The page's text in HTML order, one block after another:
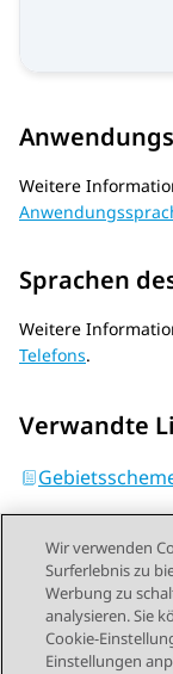
Weitere
Sprachen
Weitere
Telefons.
Verwandte
Send
Wir verwenden
Surferlebnis zu
Werbung zu
analysieren. Sie
Cookie-
Einstellungen